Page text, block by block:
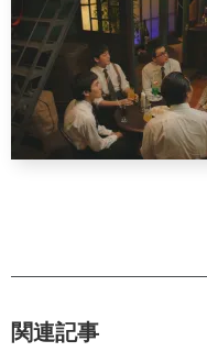
関連記事